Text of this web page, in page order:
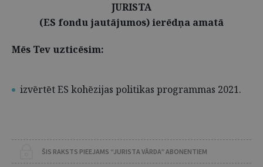
JURISTA
(ES fondu jautājumos) ierēdņa amatā
Mēs Tev uzticēsim:
izvērtēt ES kohēzijas politikas programmas 2021.
ŠIS RAKSTS PIEEJAMS “JURISTA VĀRDA” ABONENTIEM